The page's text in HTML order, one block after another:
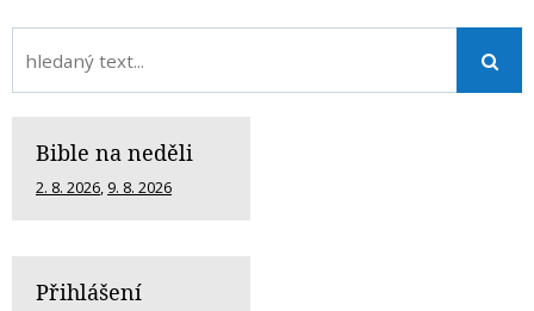
Bible na neděli
2. 8. 2026, 9. 8. 2026
Přihlášení